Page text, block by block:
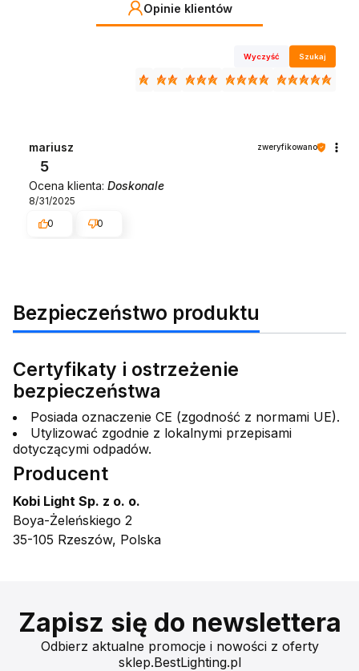
Opinie klientów
Wyczyść Szukaj
mariusz zweryfikowano
5
Ocena klienta: Doskonale
8/31/2025
0
0
Bezpieczeństwo produktu
Certyfikaty i ostrzeżenie
bezpieczeństwa
Posiada oznaczenie CE (zgodność z normami UE).
Utylizować zgodnie z lokalnymi przepisami
dotyczącymi odpadów.
Producent
Kobi Light Sp. z o. o.
Boya-Żeleńskiego 2
35-105 Rzeszów, Polska
Zapisz się do newslettera
Odbierz aktualne promocje i nowości z oferty
sklep.BestLighting.pl